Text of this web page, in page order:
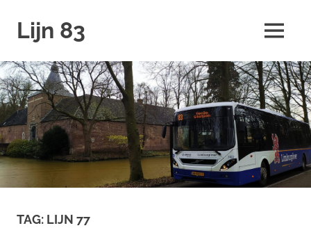
naar
inhoud
Lijn 83 MENU
TAG: LIJN 77